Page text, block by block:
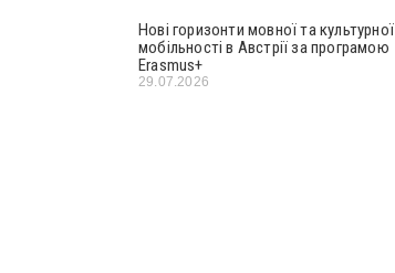
Нові горизонти мовної та культурної
мобільності в Австрії за програмою
Erasmus+
29.07.2026